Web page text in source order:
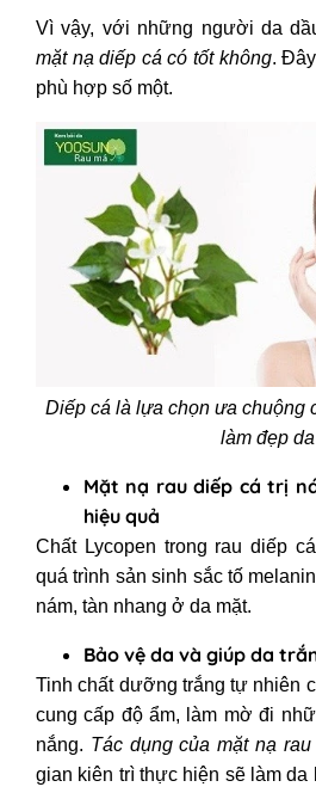
Vì vậy, với những người da
mặt nạ diếp cá có tốt không.
phù hợp số một.
Diếp cá là lựa chọn ưa chuộng
làm đẹp da
Mặt nạ rau diếp cá trị
hiệu quả
Chất Lycopen trong rau diếp
quá trình sản sinh sắc tố
nám, tàn nhang ở da mặt.
Bảo vệ da và giúp da
Tinh chất dưỡng trắng tự nhiên
cung cấp độ ẩm, làm mờ đi
nắng. Tác dụng của mặt nạ
gian kiên trì thực hiện sẽ làm da